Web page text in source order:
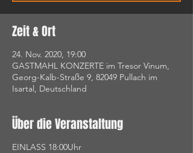
Zeit & Ort
24. Nov. 2020, 19:00
GASTMAHL KONZERTE im Tresor Vinum,
Georg-Kalb-Straße 9, 82049 Pullach im
Isartal, Deutschland
Über die Veranstaltung
EINLASS 18:00Uhr